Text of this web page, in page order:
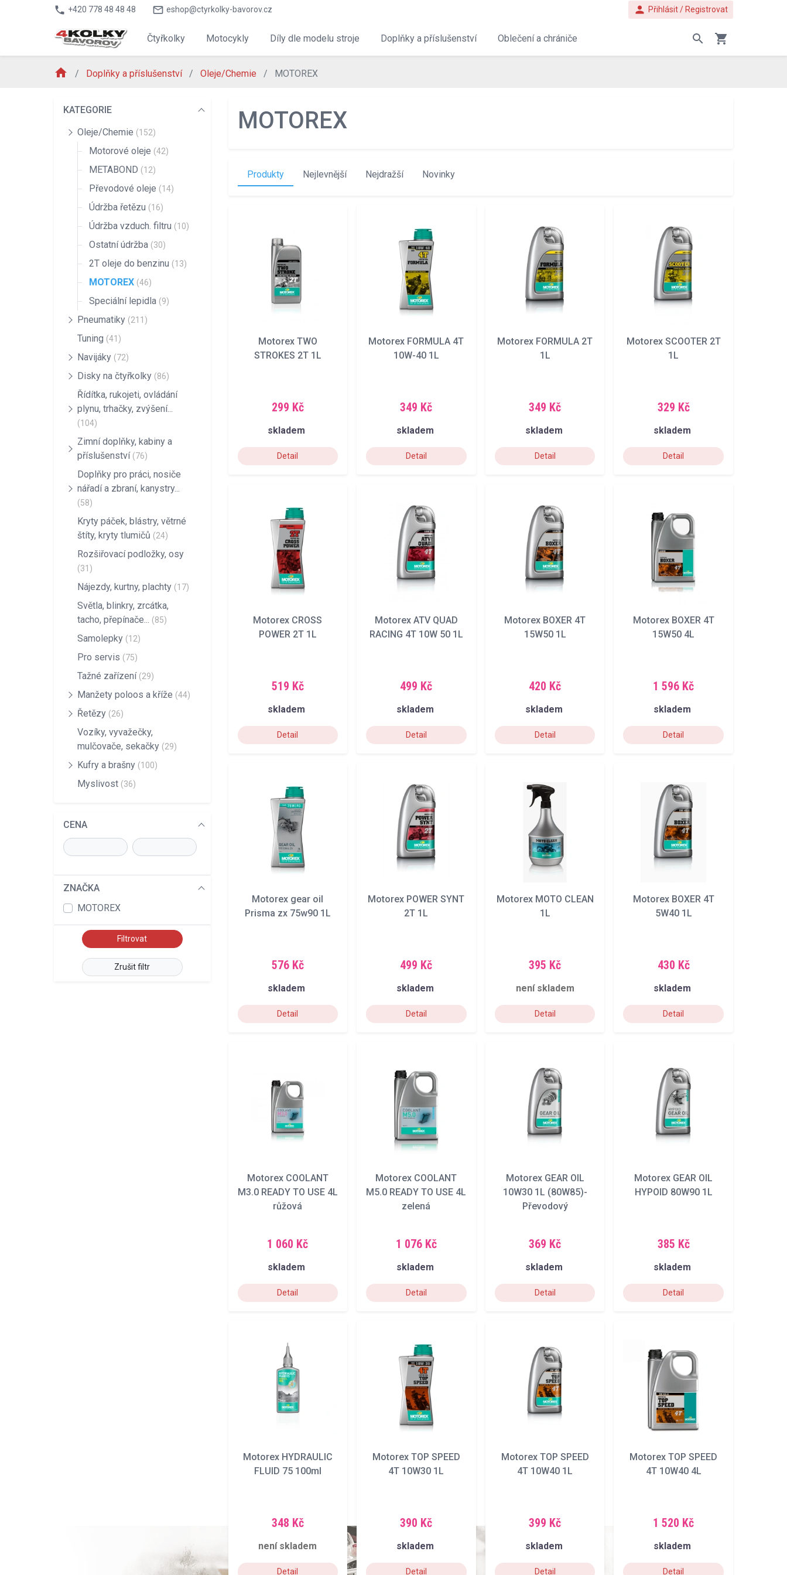
phone +420 778 48 48 48 mail_outline eshop@ctyrkolky-bavorov.cz person Přihlásit / Registrovat
Čtyřkolky Motocykly Díly dle modelu stroje Doplňky a příslušenství Oblečení a chrániče search shopping_cart
home Doplňky a příslušenství Oleje/Chemie MOTOREX
KATEGORIE
Oleje/Chemie (152)
Motorové oleje (42)
METABOND (12)
Převodové oleje (14)
Údržba řetězu (16)
Údržba vzduch. filtru (10)
Ostatní údržba (30)
2T oleje do benzinu (13)
MOTOREX (46)
Speciální lepidla (9)
Pneumatiky (211)
Tuning (41)
Navijáky (72)
Disky na čtyřkolky (86)
Řídítka, rukojeti, ovládání
plynu, trhačky, zvýšení...
(104)
Zimní doplňky, kabiny a
příslušenství (76)
Doplňky pro práci, nosiče
nářadí a zbraní, kanystry...
(58)
Kryty páček, blástry, větrné
štíty, kryty tlumičů (24)
Rozšiřovací podložky, osy
(31)
Nájezdy, kurtny, plachty (17)
Světla, blinkry, zrcátka,
tacho, přepínače... (85)
Samolepky (12)
Pro servis (75)
Tažné zařízení (29)
Manžety poloos a kříže (44)
Řetězy (26)
Vozíky, vyvažečky,
mulčovače, sekačky (29)
Kufry a brašny (100)
Myslivost (36)
CENA
ZNAČKA
MOTOREX
Zrušit filtr
MOTOREX
Produkty Nejlevnější Nejdražší Novinky
Motorex TWO
STROKES 2T 1L
299 Kč
skladem
Detail
Motorex FORMULA 4T
10W-40 1L
349 Kč
skladem
Detail
Motorex FORMULA 2T
1L
349 Kč
skladem
Detail
Motorex SCOOTER 2T
1L
329 Kč
skladem
Detail
Motorex CROSS
POWER 2T 1L
519 Kč
skladem
Detail
Motorex ATV QUAD
RACING 4T 10W 50 1L
499 Kč
skladem
Detail
Motorex BOXER 4T
15W50 1L
420 Kč
skladem
Detail
Motorex BOXER 4T
15W50 4L
1 596 Kč
skladem
Detail
Motorex gear oil
Prisma zx 75w90 1L
576 Kč
skladem
Detail
Motorex POWER SYNT
2T 1L
499 Kč
skladem
Detail
Motorex MOTO CLEAN
1L
395 Kč
není skladem
Detail
Motorex BOXER 4T
5W40 1L
430 Kč
skladem
Detail
Motorex COOLANT
M3.0 READY TO USE 4L
růžová
1 060 Kč
skladem
Detail
Motorex COOLANT
M5.0 READY TO USE 4L
zelená
1 076 Kč
skladem
Detail
Motorex GEAR OIL
10W30 1L (80W85)-
Převodový
369 Kč
skladem
Detail
Motorex GEAR OIL
HYPOID 80W90 1L
385 Kč
skladem
Detail
Motorex HYDRAULIC
FLUID 75 100ml
348 Kč
není skladem
Detail
Motorex TOP SPEED
4T 10W30 1L
390 Kč
skladem
Detail
Motorex TOP SPEED
4T 10W40 1L
399 Kč
skladem
Detail
Motorex TOP SPEED
4T 10W40 4L
1 520 Kč
skladem
Detail